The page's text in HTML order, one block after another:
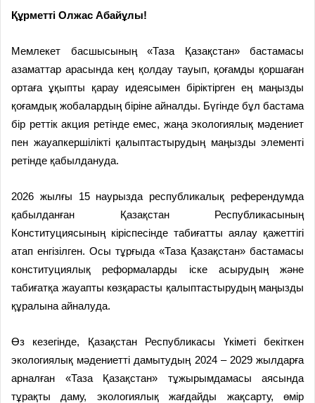
Құрметті Олжас Абайұлы!
Мемлекет басшысының «Таза Қазақстан» бастамасы
азаматтар арасында кең қолдау тауып, қоғамды қоршаған
ортаға ұқыпты қарау идеясымен біріктірген ең маңызды
қоғамдық жобалардың біріне айналды. Бүгінде бұл бастама
бір реттік акция ретінде емес, жаңа экологиялық мәдениет
пен жауапкершілікті қалыптастырудың маңызды элементі
ретінде қабылдануда.
2026 жылғы 15 наурызда республикалық референдумда
қабылданған Қазақстан Республикасының
Конституциясының кіріспесінде табиғатты аялау қажеттігі
атап енгізілген. Осы тұрғыда «Таза Қазақстан» бастамасы
конституциялық реформаларды іске асырудың және
табиғатқа жауапты көзқарасты қалыптастырудың маңызды
құралына айналуда.
Өз кезегінде, Қазақстан Республикасы Үкіметі бекіткен
экологиялық мәдениетті дамытудың 2024 – 2029 жылдарға
арналған «Таза Қазақстан» тұжырымдамасы аясында
тұрақты даму, экологиялық жағдайды жақсарту, өмір